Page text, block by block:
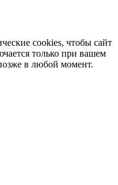
cookies, чтобы сайт
только при вашем
в любой момент.